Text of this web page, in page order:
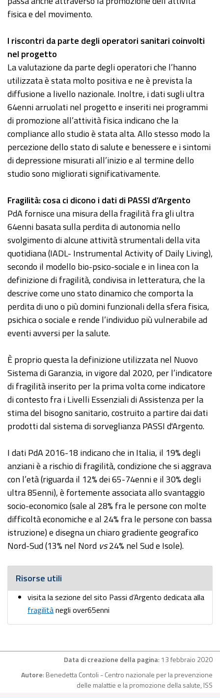
fisica e del movimento.
I riscontri da parte degli operatori sanitari coinvolti
nel progetto
La valutazione da parte degli operatori che l’hanno
utilizzata è stata molto positiva e ne è prevista la
diffusione a livello nazionale. Inoltre, i dati sugli ultra
64enni arruolati nel progetto e inseriti nei programmi
di promozione all’attività fisica indicano che la
compliance allo studio è stata alta. Allo stesso modo la
percezione dello stato di salute e benessere e i sintomi
di depressione misurati all’inizio e al termine dello
studio sono migliorati significativamente.
Fragilità: cosa ci dicono i dati di PASSI d’Argento
PdA fornisce una misura della fragilità fra gli ultra
64enni basata sulla perdita di autonomia nello
svolgimento di alcune attività strumentali della vita
quotidiana (IADL- Instrumental Activity of Daily Living),
secondo il modello bio-psico-sociale e in linea con la
definizione di fragilità, condivisa in letteratura, che la
descrive come uno stato dinamico che comporta la
perdita di uno o più domini funzionali della sfera fisica,
psichica o sociale e rende l’individuo più vulnerabile ad
eventi avversi per la salute.
È proprio questa la definizione utilizzata nel Nuovo
Sistema di Garanzia, in vigore dal 2020, per l’indicatore
di fragilità inserito per la prima volta come indicatore
di contesto fra i Livelli Essenziali di Assistenza per la
stima del bisogno sanitario, costruito a partire dai dati
prodotti dal sistema di sorveglianza PASSI d'Argento.
I dati PdA 2016-18 indicano che in Italia, il 19% degli
anziani è a rischio di fragilità, condizione che si aggrava
con l’età (riguarda il 12% dei 65-74enni e il 30% degli
ultra 85enni), è fortemente associata allo svantaggio
socio-economico (sale al 28% fra le persone con molte
difficoltà economiche e al 24% fra le persone con bassa
istruzione) e disegna un chiaro gradiente geografico
Nord-Sud (13% nel Nord vs24% nel Sud e Isole).
Risorse utili
visita la sezione del sito Passi d’Argento dedicata alla
fragilitànegli over65enni
Data di creazione della pagina: 13 febbraio 2020
Autore: Benedetta Contoli - Centro nazionale per la prevenzione
delle malattie e la promozione della salute, ISS